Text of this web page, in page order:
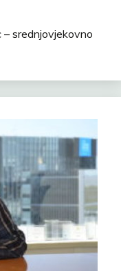
srednjovjekovno